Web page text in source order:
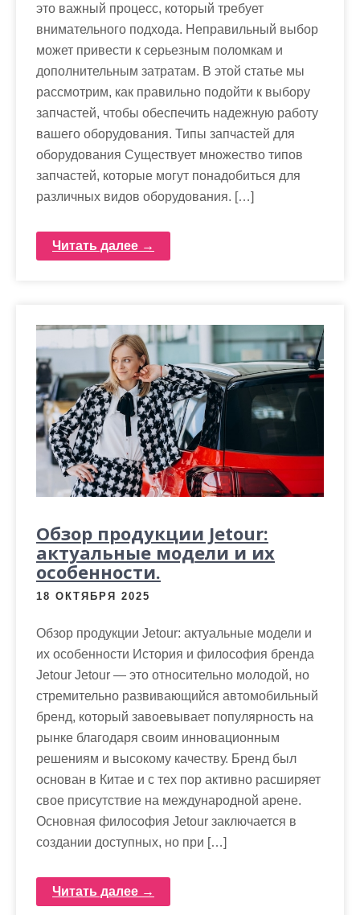
это важный процесс, который требует
внимательного подхода. Неправильный выбор
может привести к серьезным поломкам и
дополнительным затратам. В этой статье мы
рассмотрим, как правильно подойти к выбору
запчастей, чтобы обеспечить надежную работу
вашего оборудования. Типы запчастей для
оборудования Существует множество типов
запчастей, которые могут понадобиться для
различных видов оборудования. […]
Читать далее →
Обзор продукции Jetour:
актуальные модели и их
особенности.
18 ОКТЯБРЯ 2025
Обзор продукции Jetour: актуальные модели и
их особенности История и философия бренда
Jetour Jetour — это относительно молодой, но
стремительно развивающийся автомобильный
бренд, который завоевывает популярность на
рынке благодаря своим инновационным
решениям и высокому качеству. Бренд был
основан в Китае и с тех пор активно расширяет
свое присутствие на международной арене.
Основная философия Jetour заключается в
создании доступных, но при […]
Читать далее →